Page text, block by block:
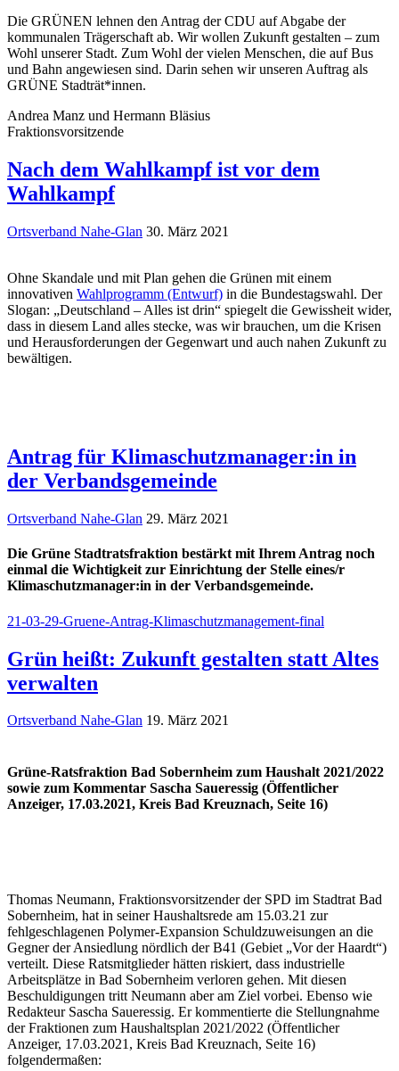
Die GRÜNEN lehnen den Antrag der CDU auf Abgabe der
kommunalen Trägerschaft ab. Wir wollen Zukunft gestalten – zum
Wohl unserer Stadt. Zum Wohl der vielen Menschen, die auf Bus
und Bahn angewiesen sind. Darin sehen wir unseren Auftrag als
GRÜNE Stadträt*innen.
Andrea Manz und Hermann Bläsius
Fraktionsvorsitzende
Nach dem Wahlkampf ist vor dem
Wahlkampf
Ortsverband Nahe-Glan 30. März 2021
Ohne Skandale und mit Plan gehen die Grünen mit einem
innovativen Wahlprogramm (Entwurf) in die Bundestagswahl. Der
Slogan: „Deutschland – Alles ist drin“ spiegelt die Gewissheit wider,
dass in diesem Land alles stecke, was wir brauchen, um die Krisen
und Herausforderungen der Gegenwart und auch nahen Zukunft zu
bewältigen.
Antrag für Klimaschutzmanager:in in
der Verbandsgemeinde
Ortsverband Nahe-Glan 29. März 2021
Die Grüne Stadtratsfraktion bestärkt mit Ihrem Antrag noch
einmal die Wichtigkeit zur Einrichtung der Stelle eines/r
Klimaschutzmanager:in in der Verbandsgemeinde.
21-03-29-Gruene-Antrag-Klimaschutzmanagement-final
Grün heißt: Zukunft gestalten statt Altes
verwalten
Ortsverband Nahe-Glan 19. März 2021
Grüne-Ratsfraktion Bad Sobernheim zum Haushalt 2021/2022
sowie zum Kommentar Sascha Saueressig (Öffentlicher
Anzeiger, 17.03.2021, Kreis Bad Kreuznach, Seite 16)
Thomas Neumann, Fraktionsvorsitzender der SPD im Stadtrat Bad
Sobernheim, hat in seiner Haushaltsrede am 15.03.21 zur
fehlgeschlagenen Polymer-Expansion Schuldzuweisungen an die
Gegner der Ansiedlung nördlich der B41 (Gebiet „Vor der Haardt“)
verteilt. Diese Ratsmitglieder hätten riskiert, dass industrielle
Arbeitsplätze in Bad Sobernheim verloren gehen. Mit diesen
Beschuldigungen tritt Neumann aber am Ziel vorbei. Ebenso wie
Redakteur Sascha Saueressig. Er kommentierte die Stellungnahme
der Fraktionen zum Haushaltsplan 2021/2022 (Öffentlicher
Anzeiger, 17.03.2021, Kreis Bad Kreuznach, Seite 16)
folgendermaßen: